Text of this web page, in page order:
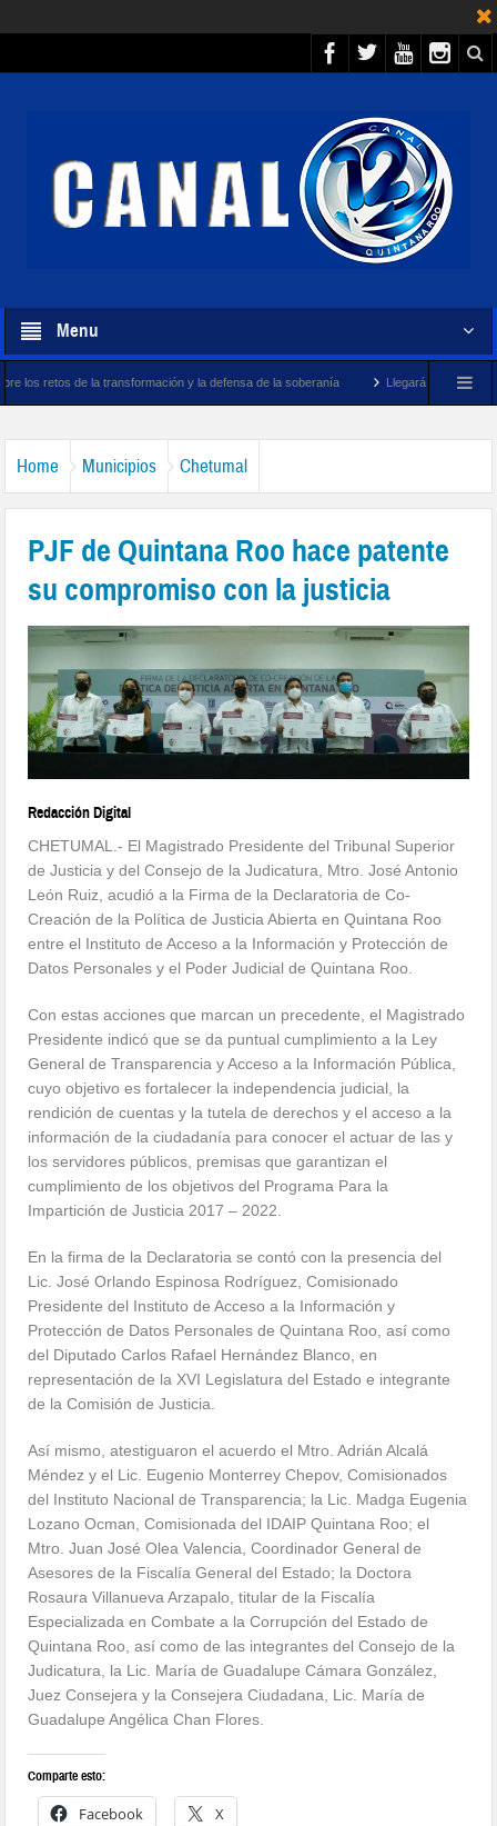
Menu
transformación y la defensa de la soberanía Llegará megabuque sargacero de la
Home Municipios Chetumal
PJF de Quintana Roo hace patente
su compromiso con la justicia
Redacción Digital
CHETUMAL.- El Magistrado Presidente del Tribunal Superior
de Justicia y del Consejo de la Judicatura, Mtro. José Antonio
León Ruiz, acudió a la Firma de la Declaratoria de Co-
Creación de la Política de Justicia Abierta en Quintana Roo
entre el Instituto de Acceso a la Información y Protección de
Datos Personales y el Poder Judicial de Quintana Roo.
Con estas acciones que marcan un precedente, el Magistrado
Presidente indicó que se da puntual cumplimiento a la Ley
General de Transparencia y Acceso a la Información Pública,
cuyo objetivo es fortalecer la independencia judicial, la
rendición de cuentas y la tutela de derechos y el acceso a la
información de la ciudadanía para conocer el actuar de las y
los servidores públicos, premisas que garantizan el
cumplimiento de los objetivos del Programa Para la
Impartición de Justicia 2017 – 2022.
En la firma de la Declaratoria se contó con la presencia del
Lic. José Orlando Espinosa Rodríguez, Comisionado
Presidente del Instituto de Acceso a la Información y
Protección de Datos Personales de Quintana Roo, así como
del Diputado Carlos Rafael Hernández Blanco, en
representación de la XVI Legislatura del Estado e integrante
de la Comisión de Justicia.
Así mismo, atestiguaron el acuerdo el Mtro. Adrián Alcalá
Méndez y el Lic. Eugenio Monterrey Chepov, Comisionados
del Instituto Nacional de Transparencia; la Lic. Madga Eugenia
Lozano Ocman, Comisionada del IDAIP Quintana Roo; el
Mtro. Juan José Olea Valencia, Coordinador General de
Asesores de la Fiscalía General del Estado; la Doctora
Rosaura Villanueva Arzapalo, titular de la Fiscalía
Especializada en Combate a la Corrupción del Estado de
Quintana Roo, así como de las integrantes del Consejo de la
Judicatura, la Lic. María de Guadalupe Cámara González,
Juez Consejera y la Consejera Ciudadana, Lic. María de
Guadalupe Angélica Chan Flores.
Comparte esto:
Facebook X